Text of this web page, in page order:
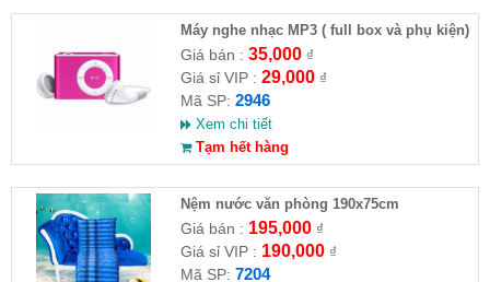
Máy nghe nhạc MP3 ( full box và phụ kiện)
Giá bán : 35,000₫
Giá sỉ VIP : 29,000₫
Mã SP: 2946
Xem chi tiết
Tạm hết hàng
Nệm nước văn phòng 190x75cm
Giá bán : 195,000₫
Giá sỉ VIP : 190,000₫
Mã SP: 7204